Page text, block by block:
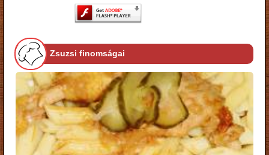
Zsuzsi finomságai